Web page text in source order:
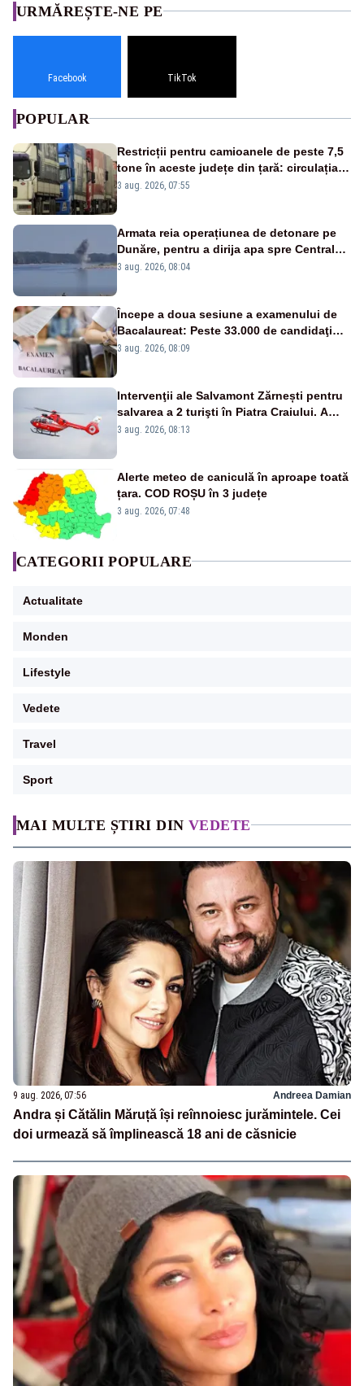
MAI MULTE ȘTIRI DIN VEDETE
9 aug. 2026, 07:56 Andreea Damian
Andra și Cătălin Măruță își reînnoiesc jurămintele. Cei
doi urmează să împlinească 18 ani de căsnicie
URMĂREȘTE-NE PE
Facebook TikTok
POPULAR
Restricții pentru camioanele de peste 7,5
tone în aceste județe din țară: circulația
este interzisă luni, între orele 12:00 și
3 aug. 2026, 07:55
Armata reia operațiunea de detonare pe
Dunăre, pentru a dirija apa spre Centrala
Cernavodă
3 aug. 2026, 08:04
Începe a doua sesiune a examenului de
Bacalaureat: Peste 33.000 de candidaţi
înscrişi
3 aug. 2026, 08:09
Intervenţii ale Salvamont Zărnești pentru
salvarea a 2 turişti în Piatra Craiului. A
fost solicitat elicopterul SMURD
3 aug. 2026, 08:13
Alerte meteo de caniculă în aproape toată
țara. COD ROȘU în 3 județe
3 aug. 2026, 07:48
CATEGORII POPULARE
Actualitate
Monden
Lifestyle
Vedete
Travel
Sport